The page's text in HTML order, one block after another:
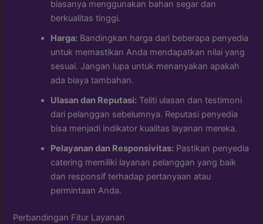
biasanya menggunakan bahan segar dan
berkualitas tinggi.
Harga: Bandingkan harga dari beberapa penyedia
untuk memastikan Anda mendapatkan nilai yang
sesuai. Jangan lupa untuk menanyakan apakah
ada biaya tambahan.
Ulasan dan Reputasi: Teliti ulasan dan testimoni
dari pelanggan sebelumnya. Reputasi penyedia
bisa menjadi indikator kualitas layanan mereka.
Pelayanan dan Responsivitas: Pastikan penyedia
catering memiliki layanan pelanggan yang baik
dan responsif terhadap pertanyaan atau
permintaan Anda.
Perbandingan Fitur Layanan